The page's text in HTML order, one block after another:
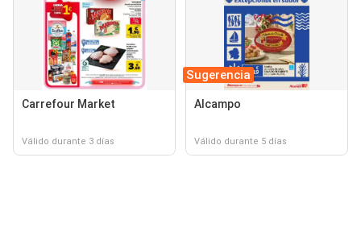
Carrefour Market
Válido durante 3 días
Sugerencia
Alcampo
Válido durante 5 días